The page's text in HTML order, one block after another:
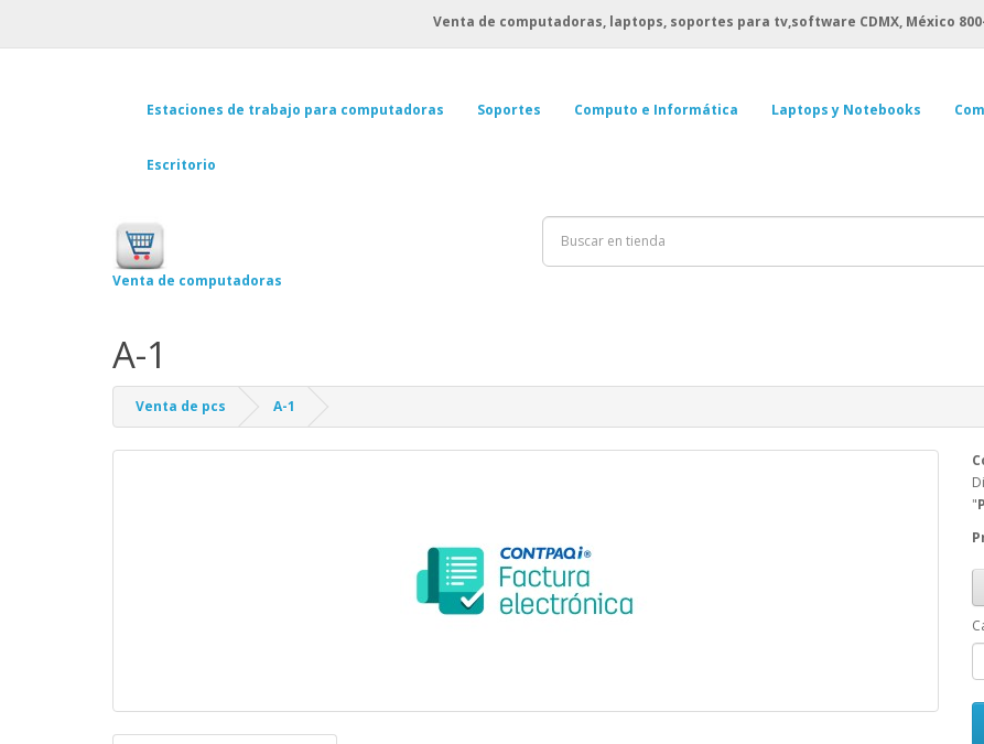
Venta de computadoras, laptops, soportes para tv,software CDMX, México
Estaciones de trabajo para computadoras Soportes Computo e Informática Laptops y Notebooks
Escritorio
Venta de computadoras
A-1
Venta de pcs A-1
"